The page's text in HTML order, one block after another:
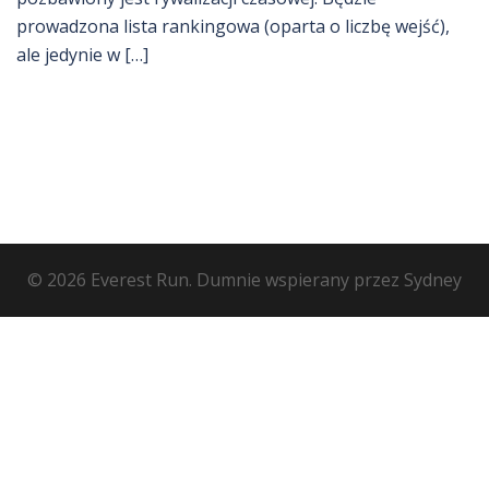
prowadzona lista rankingowa (oparta o liczbę wejść),
ale jedynie w […]
© 2026 Everest Run. Dumnie wspierany przez Sydney